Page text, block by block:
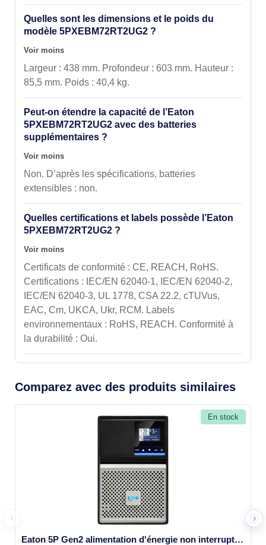
Quelles sont les dimensions et le poids du
modèle 5PXEBM72RT2UG2 ?
Voir moins
Largeur : 438 mm. Profondeur : 603 mm. Hauteur :
85,5 mm. Poids : 40,4 kg.
Peut-on étendre la capacité de l’Eaton
5PXEBM72RT2UG2 avec des batteries
supplémentaires ?
Voir moins
Non. D’après les spécifications, batteries
extensibles : non.
Quelles certifications et labels possède l’Eaton
5PXEBM72RT2UG2 ?
Voir moins
Certificats de conformité : CE, REACH, RoHS.
Certifications : IEC/EN 62040-1, IEC/EN 62040-2,
IEC/EN 62040-3, UL 1778, CSA 22.2, cTUVus,
EAC, Cm, UKCA, Ukr, RCM. Labels
environnementaux : RoHS, REACH. Conformité à
la durabilité : Oui.
Comparez avec des produits similaires
En stock
Eaton 5P Gen2 alimentation d'énergie non interruptible Interactivité de ligne 1350 W 8 sortie(s) CA - 5P1550IG2